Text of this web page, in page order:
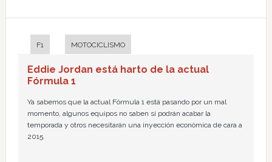
F1 MOTOCICLISMO
Eddie Jordan está harto de la actual
Fórmula 1
Ya sabemos que la actual Fórmula 1 está pasando por un mal
momento, algunos equipos no saben si podrán acabar la
temporada y otros necesitarán una inyección económica de cara a
2015.